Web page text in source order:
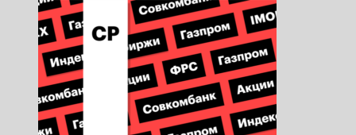
о
ЦБ
установил
курс
доллара
США
на
19
декабря